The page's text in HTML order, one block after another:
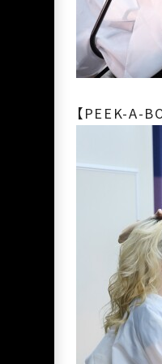
【PEEK-A-